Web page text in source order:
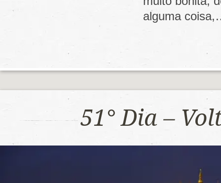
alguma
51° Dia –